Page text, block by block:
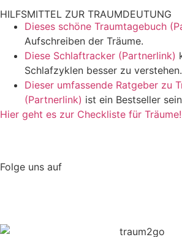
HILFSMITTEL ZUR TRAUMDEUTUNG
Dieses schöne Traumtagebuch
Aufschreiben der Träume.
Diese Schlaftracker (Partnerlink)
Schlafzyklen besser zu verstehen.
Dieser umfassende Ratgeber zu
(Partnerlink) ist ein Bestseller
Hier geht es zur Checkliste für Träume!
Folge uns auf